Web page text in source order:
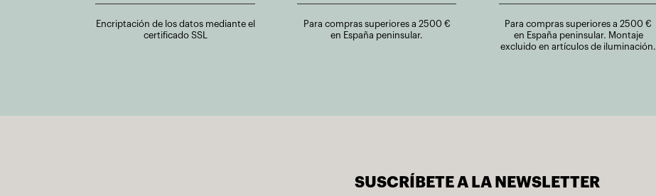
Encriptación de los datos mediante el
certificado SSL
Para compras superiores a 2500 €
en España peninsular.
Para compras superiores a 2500 €
en España peninsular. Montaje
excluido en artículos de iluminación.
SUSCRÍBETE A LA NEWSLETTER